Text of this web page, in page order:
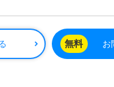
無料 お